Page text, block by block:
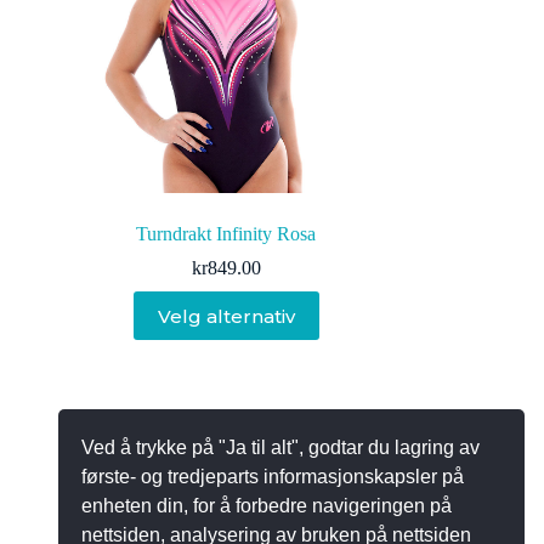
Turndrakt Infinity Rosa
kr849.00
Velg alternativ
produktet
har
Alternativene
velges
på
produktsiden
NESTE
Ved å trykke på "Ja til alt", godtar du lagring av
første- og tredjeparts informasjonskapsler på
enheten din, for å forbedre navigeringen på
nettsiden, analysering av bruken på nettsiden